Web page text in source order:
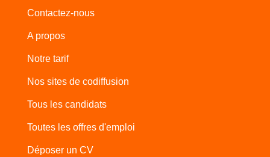
Contactez-nous
A propos
Notre tarif
Nos sites de codiffusion
Tous les candidats
Toutes les offres d'emploi
Déposer un CV